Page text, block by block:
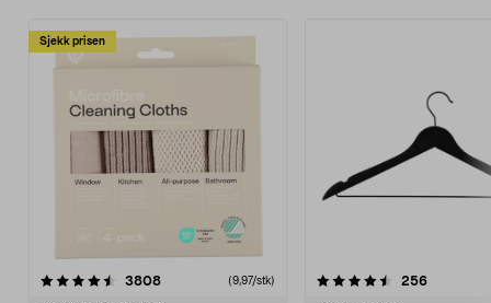
Sjekk prisen
3808anmeldelser(9,97/stk)
4.5av 5 stjerner 256
4.5av 5 stjerner